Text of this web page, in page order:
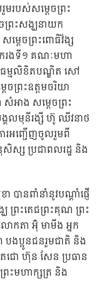
មរបស់សម្តេចព្រះ
រះសង្ឃនាយក
តេចព្រះពោធិវ័ង្ស
រងទី១ គណៈមហា
ះធម្មលិខិតបណ្ឌិត សៅ
ចព្រះឧត្តមចរិយា
អាង សម្តេចព្រះ
ង្គលមុនីរង្សី ហ៊ូ ឈីវនាថ
ារអញ្ជើញចូលរួមពី
ស ប្រជាពលរដ្ឋ និង
ានពាំនាំនូវបណ្ដាំផ្ញើ
ព្រះតេជព្រះគុណ ព្រះ
កតា អ៊ុំ មាមីង អ្នក
ងប្អូនជនរួមជាតិ និង
ជោ ហ៊ុន សែន ប្រធាន
រះមហាក្សត្រ និង